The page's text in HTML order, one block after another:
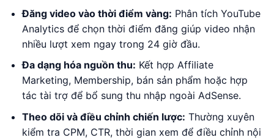
Đăng video vào thời điểm vàng: Phân tích YouTube
Analytics để chọn thời điểm đăng giúp video nhận
nhiều lượt xem ngay trong 24 giờ đầu.
Đa dạng hóa nguồn thu: Kết hợp Affiliate
Marketing, Membership, bán sản phẩm hoặc hợp
tác tài trợ để bổ sung thu nhập ngoài AdSense.
Theo dõi và điều chỉnh chiến lược: Thường xuyên
kiểm tra CPM, CTR, thời gian xem để điều chỉnh nội